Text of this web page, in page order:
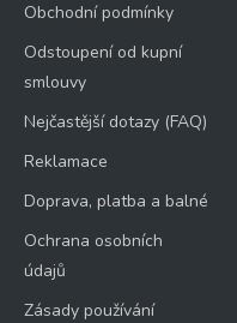
Obchodní podmínky
Odstoupení od kupní
smlouvy
Nejčastější dotazy (FAQ)
Reklamace
Doprava, platba a balné
Ochrana osobních
údajů
Zásady používání